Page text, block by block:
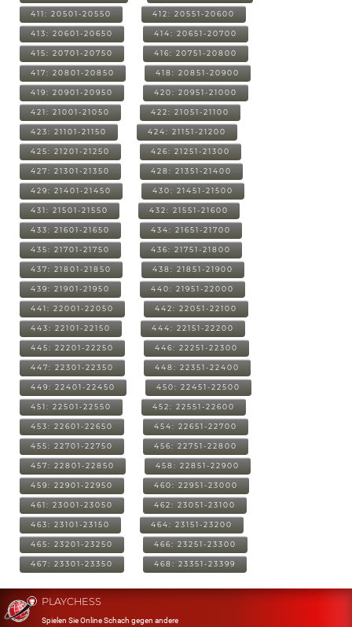
411: 20501-20550 412: 20551-20600
413: 20601-20650 414: 20651-20700
415: 20701-20750 416: 20751-20800
417: 20801-20850 418: 20851-20900
419: 20901-20950 420: 20951-21000
421: 21001-21050 422: 21051-21100
423: 21101-21150 424: 21151-21200
425: 21201-21250 426: 21251-21300
427: 21301-21350 428: 21351-21400
429: 21401-21450 430: 21451-21500
431: 21501-21550 432: 21551-21600
433: 21601-21650 434: 21651-21700
435: 21701-21750 436: 21751-21800
437: 21801-21850 438: 21851-21900
439: 21901-21950 440: 21951-22000
441: 22001-22050 442: 22051-22100
443: 22101-22150 444: 22151-22200
445: 22201-22250 446: 22251-22300
447: 22301-22350 448: 22351-22400
449: 22401-22450 450: 22451-22500
451: 22501-22550 452: 22551-22600
453: 22601-22650 454: 22651-22700
455: 22701-22750 456: 22751-22800
457: 22801-22850 458: 22851-22900
459: 22901-22950 460: 22951-23000
461: 23001-23050 462: 23051-23100
463: 23101-23150 464: 23151-23200
465: 23201-23250 466: 23251-23300
467: 23301-23350 468: 23351-23399
PLAYCHESS
Spielen Sie Online Schach gegen andere